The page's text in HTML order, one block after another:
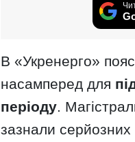
В «Укренерго»
насамперед для
періоду.
зазнали серйозних